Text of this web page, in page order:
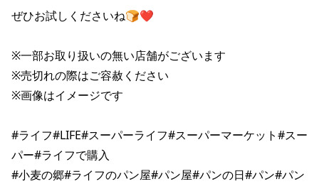
ぜひお試しくださいね🍞❤
※一部お取り扱いの無い店舗がございます
※売切れの際はご容赦ください
※画像はイメージです
#ライフ#LIFE#スーパーライフ#スーパーマーケット#スー
パー#ライフで購入
#小麦の郷#ライフのパン屋#パン屋#パンの日#パン#パン